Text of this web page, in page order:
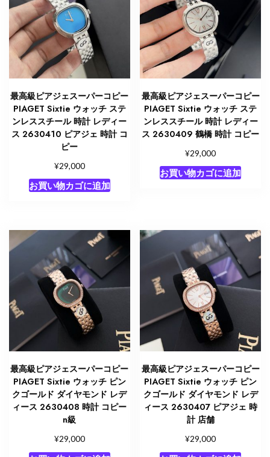
最高級ピアジェスーパーコピー
PIAGET Sixtie ウォッチ ステ
ンレススチール 時計 レディー
ス 2630410 ピアジェ 時計 コ
ピー
¥29,000
お買い物カゴに追加
最高級ピアジェスーパーコピー
PIAGET Sixtie ウォッチ ステ
ンレススチール 時計 レディー
ス 2630409 鶴橋 時計 コピー
¥29,000
お買い物カゴに追加
最高級ピアジェスーパーコピー
PIAGET Sixtie ウォッチ ピン
クゴールド ダイヤモンド レデ
ィース 2630408 時計 コピー
n級
¥29,000
最高級ピアジェスーパーコピー
PIAGET Sixtie ウォッチ ピン
クゴールド ダイヤモンド レデ
ィース 2630407 ピアジェ 時
計 店舗
¥29,000